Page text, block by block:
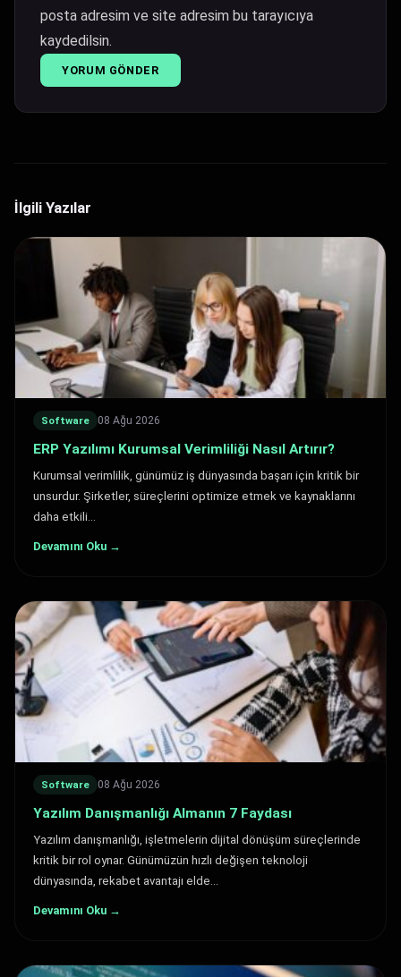
posta adresim ve site adresim bu tarayıcıya
kaydedilsin.
İlgili Yazılar
Software 08 Ağu 2026
ERP Yazılımı Kurumsal Verimliliği Nasıl Artırır?
Kurumsal verimlilik, günümüz iş dünyasında başarı için kritik bir
unsurdur. Şirketler, süreçlerini optimize etmek ve kaynaklarını
daha etkili…
Devamını Oku →
Software 08 Ağu 2026
Yazılım Danışmanlığı Almanın 7 Faydası
Yazılım danışmanlığı, işletmelerin dijital dönüşüm süreçlerinde
kritik bir rol oynar. Günümüzün hızlı değişen teknoloji
dünyasında, rekabet avantajı elde…
Devamını Oku →